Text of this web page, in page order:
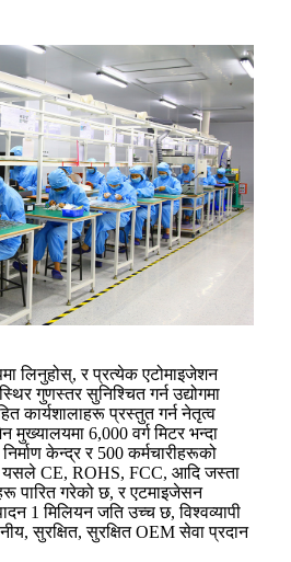
लिनुहोस्, र प्रत्येक एटोमाइजेशन
गुणस्तर सुनिश्चित गर्न उद्योगमा
कार्यशालाहरू प्रस्तुत गर्न नेतृत्व
मुख्यालयमा 6,000 वर्ग मिटर भन्दा
केन्द्र र 500 कर्मचारीहरूको
CE, ROHS, FCC, आदि जस्ता
पारित गरेको छ, र एटमाइजेसन
1 मिलियन जति उच्च छ, विश्वव्यापी
सुरक्षित, सुरक्षित OEM सेवा प्रदान